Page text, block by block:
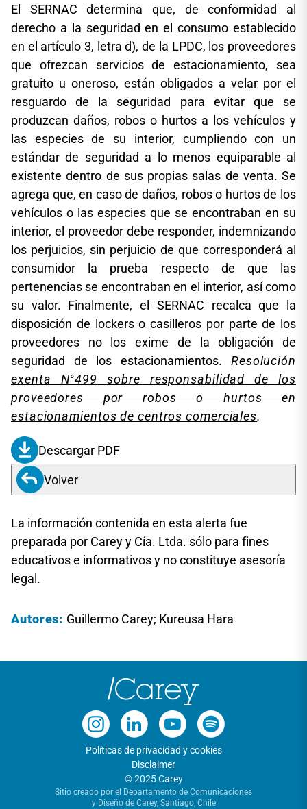
El SERNAC determina que, de conformidad al
derecho a la seguridad en el consumo establecido
en el artículo 3, letra d), de la LPDC, los proveedores
que ofrezcan servicios de estacionamiento, sea
gratuito u oneroso, están obligados a velar por el
resguardo de la seguridad para evitar que se
produzcan daños, robos o hurtos a los vehículos y
las especies de su interior, cumpliendo con un
estándar de seguridad a lo menos equiparable al
existente dentro de sus propias salas de venta. Se
agrega que, en caso de daños, robos o hurtos de los
vehículos o las especies que se encontraban en su
interior, el proveedor debe responder, indemnizando
los perjuicios, sin perjuicio de que corresponderá al
consumidor la prueba respecto de que las
pertenencias se encontraban en el interior, así como
su valor. Finalmente, el SERNAC recalca que la
disposición de lockers o casilleros por parte de los
proveedores no los exime de la obligación de
seguridad de los estacionamientos. Resolución
exenta N°499 sobre responsabilidad de los
proveedores por robos o hurtos en
estacionamientos de centros comerciales.
Descargar PDF
Volver
La información contenida en esta alerta fue
preparada por Carey y Cía. Ltda. sólo para fines
educativos e informativos y no constituye asesoría
legal.
Autores: Guillermo Carey; Kureusa Hara
Políticas de privacidad y cookies
Disclaimer
© 2025 Carey
Sitio creado por el Departamento de Comunicaciones
y Diseño de Carey, Santiago, Chile